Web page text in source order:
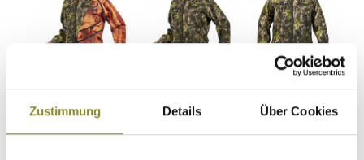
Zustimmung Details Über Cookies